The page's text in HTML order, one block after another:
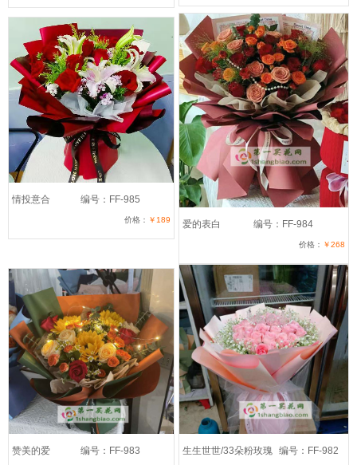
情投意合 编号：FF-985
价格： ￥189 爱的表白 编号：FF-984
价格： ￥268
赞美的爱 编号：FF-983 生生世世/33朵粉玫瑰 编号：FF-982